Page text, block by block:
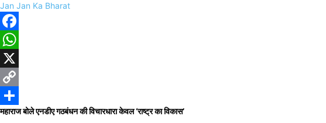
Jan Jan Ka Bharat
Facebook
WhatsApp
X
Copy
Link
Share
महाराज बोले एनडीए गठबंधन की विचारधारा केवल ‘राष्ट्र का विकास’